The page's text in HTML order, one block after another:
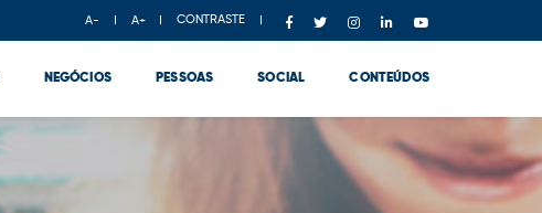
A- A+ CONTRASTE
NEGÓCIOS PESSOAS SOCIAL CONTEÚDOS